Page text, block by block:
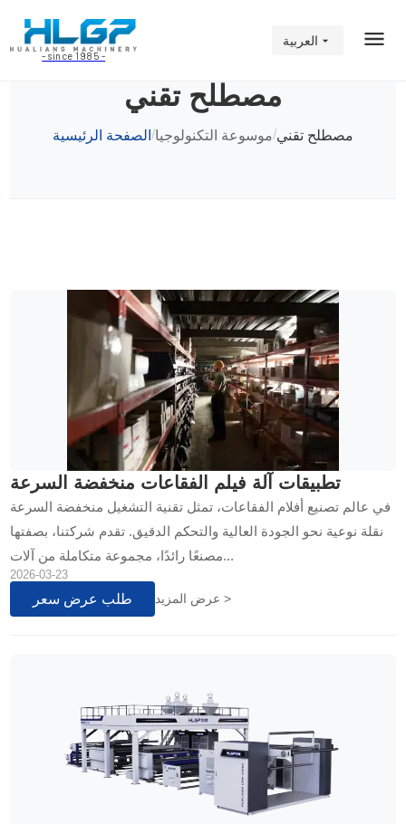
- since 1985 -
العربية
مصطلح تقني
الصفحة الرئيسية /موسوعة التكنولوجيا/مصطلح تقني
تطبيقات آلة فيلم الفقاعات منخفضة السرعة
في عالم تصنيع أفلام الفقاعات، تمثل تقنية التشغيل منخفضة السرعة
نقلة نوعية نحو الجودة العالية والتحكم الدقيق. تقدم شركتنا، بصفتها
مصنعًا رائدًا، مجموعة متكاملة من آلات...
2026-03-23
طلب عرض سعر عرض المزيد >